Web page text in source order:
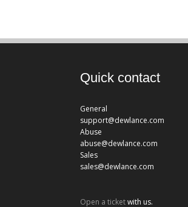
Quick contact
General
support@dewlance.com
Abuse
abuse@dewlance.com
Sales
sales@dewlance.com
Open a ticketwith us.